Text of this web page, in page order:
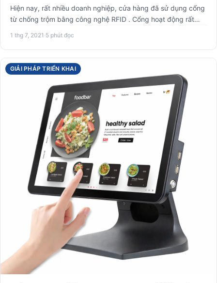
Hiện nay, rất nhiều doanh nghiệp, cửa hàng đã sử dụng cổng
từ chống trộm bằng công nghệ RFID . Cổng hoạt động rất
1 thg 7, 2021 ·5 phút đọc
GIẢI PHÁP TRIỂN KHAI